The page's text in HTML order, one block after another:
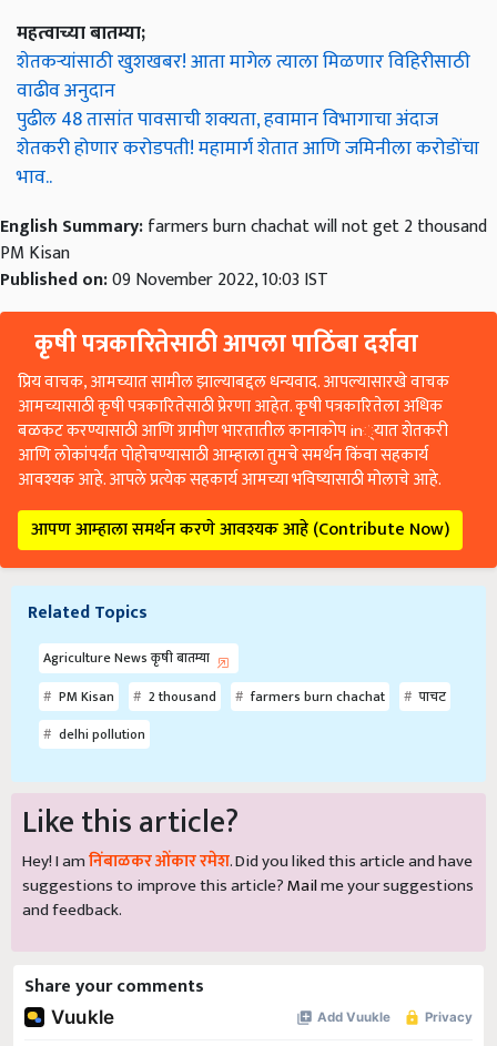
महत्वाच्या बातम्या;
शेतकऱ्यांसाठी खुशखबर! आता मागेल त्याला मिळणार विहिरीसाठी
वाढीव अनुदान
पुढील 48 तासांत पावसाची शक्यता, हवामान विभागाचा अंदाज
शेतकरी होणार करोडपती! महामार्ग शेतात आणि जमिनीला करोडोंचा
भाव..
English Summary:farmers burn chachat will not get 2 thousand
PM Kisan
Published on:09 November 2022, 10:03 IST
कृषी पत्रकारितेसाठी आपला पाठिंबा दर्शवा
प्रिय वाचक, आमच्यात सामील झाल्याबद्दल धन्यवाद. आपल्यासारखे वाचक
आमच्यासाठी कृषी पत्रकारितेसाठी प्रेरणा आहेत. कृषी पत्रकारितेला अधिक
बळकट करण्यासाठी आणि ग्रामीण भारतातील कानाकोप in्यात शेतकरी
आणि लोकांपर्यंत पोहोचण्यासाठी आम्हाला तुमचे समर्थन किंवा सहकार्य
आवश्यक आहे. आपले प्रत्येक सहकार्य आमच्या भविष्यासाठी मोलाचे आहे.
आपण आम्हाला समर्थन करणे आवश्यक आहे (Contribute Now)
Related Topics
Agriculture News कृषी बातम्या
PM Kisan
2 thousand farmers burn chachat
पाचट
delhi pollution
Like this article?
Hey! I amनिंबाळकर ओंकार रमेश. Did you liked this article and have
suggestions to improve this article?Mailme your suggestions
and feedback.
Share your comments